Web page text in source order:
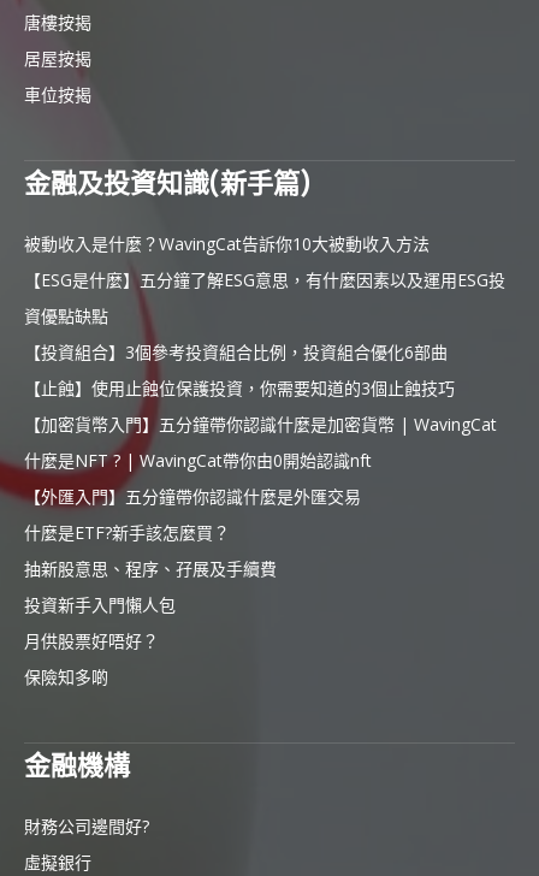
唐樓按揭
居屋按揭
車位按揭
金融及投資知識(新手篇)
被動收入是什麼？WavingCat告訴你10大被動收入方法
【ESG是什麼】五分鐘了解ESG意思，有什麼因素以及運用ESG投
資優點缺點
【投資組合】3個參考投資組合比例，投資組合優化6部曲
【止蝕】使用止蝕位保護投資，你需要知道的3個止蝕技巧
【加密貨幣入門】五分鐘帶你認識什麼是加密貨幣 | WavingCat
什麼是NFT ? | WavingCat帶你由0開始認識nft
【外匯入門】五分鐘帶你認識什麼是外匯交易
什麼是ETF?新手該怎麼買？
抽新股意思、程序、孖展及手續費
投資新手入門懶人包
月供股票好唔好？
保險知多啲
金融機構
財務公司邊間好?
虛擬銀行